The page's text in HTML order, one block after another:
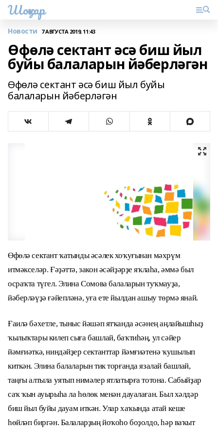
Шоңҡар
Новости 7 АВГУСТА 2019, 11:43
Өфөлә сектант әсә биш йыл
буйы балаларын йәберләгән
Өфөлә сектант әсә биш йыл буйы
балаларын йәберләгән
Өфөлә сектант ҡатынды әсәлек хоҡуғынан мәхрүм
итмәкселәр. Ғәҙәттә, закон әсәйҙәрҙе яҡлаһа, әммә был
осраҡта түгел. Элина Сомова балаларын туҡмауҙа,
йәберләүҙә ғәйепләнә, уға ете йылдан ашыу төрмә янай.
Ғаилә бәхетле, тыныс йәшәп ятҡанда әсәнең аңлайышһыҙ
ҡылыҡтары килеп сыға башлай, баҡтиһәң, ул сәйер
йәмғиәткә, ниндәйҙер сектанттар йәмғиәтенә ҡушылып
киткән. Элина балаларын тик торғанда язалай башлай,
таңғы алтыла уятып нимәлер ятлатырға тотона. Сабыйҙар
саҡ ҡын ауырыһа ла һөлөк менән дауалаған. Был хәлдәр
биш йыл буйы дауам иткән. Улар хаҡында атай кеше
һөйләп биргән. Балаларҙың йоҡоһо боҙолдо, һәр ваҡыт